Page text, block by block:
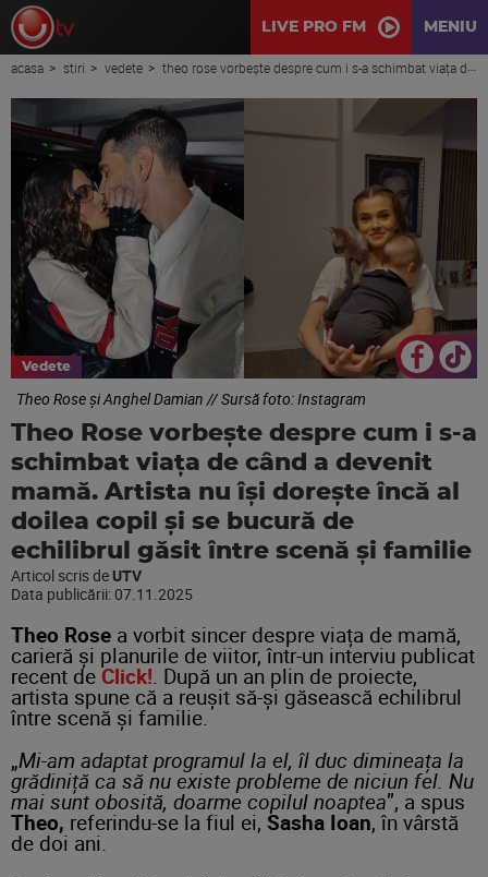
LIVE PRO FM MENIU
acasa stiri vedete theo rose vorbește despre cum i s-a schimbat viața de când a devenit mamă. artista nu își dorește încă al doilea copil și se bucură de echilibrul găsit între scenă și familie
Vedete
Theo Rose și Anghel Damian // Sursă foto: Instagram
Theo Rose vorbește despre cum i s-a
schimbat viața de când a devenit
mamă. Artista nu își dorește încă al
doilea copil și se bucură de
echilibrul găsit între scenă și familie
Articol scris de UTV
Data publicării: 07.11.2025
Theo Rose a vorbit sincer despre viața de mamă,
carieră și planurile de viitor, într-un interviu publicat
recent de Click! . După un an plin de proiecte,
artista spune că a reușit să-și găsească echilibrul
între scenă și familie.
„Mi-am adaptat programul la el, îl duc dimineața la
grădiniță ca să nu existe probleme de niciun fel. Nu
mai sunt obosită, doarme copilul noaptea”, a spus
Theo, referindu-se la fiul ei, Sasha Ioan, în vârstă
de doi ani.